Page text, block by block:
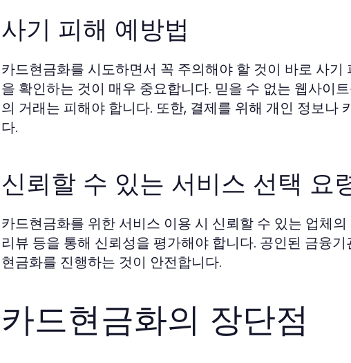
사기 피해 예방법
카드현금화를 시도하면서 꼭 주의해야 할 것이 바로 사
을 확인하는 것이 매우 중요합니다. 믿을 수 없는 웹사이
의 거래는 피해야 합니다. 또한, 결제를 위해 개인 정보나
다.
신뢰할 수 있는 서비스 선택 요
카드현금화를 위한 서비스 이용 시 신뢰할 수 있는 업체
리뷰 등을 통해 신뢰성을 평가해야 합니다. 공인된 금융
현금화를 진행하는 것이 안전합니다.
카드현금화의 장단점